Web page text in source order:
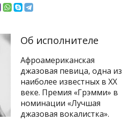
Об исполнителе
Афроамериканская
джазовая певица, одна из
наиболее известных в XX
веке. Премия «Грэмми» в
номинации «Лучшая
джазовая вокалистка».